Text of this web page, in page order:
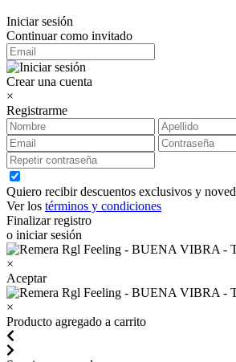
Iniciar sesión
Continuar como invitado
Crear una cuenta
×
Registrarme
Quiero recibir descuentos exclusivos y
Ver los términos y condiciones
Finalizar registro
o iniciar sesión
×
Aceptar
×
Producto agregado a carrito